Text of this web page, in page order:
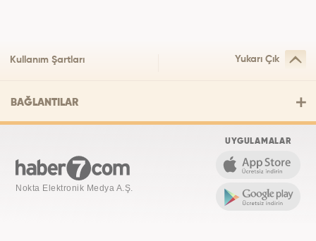
Kullanım Şartları Yukarı Çık
BAĞLANTILAR
Nokta Elektronik Medya A.Ş.
UYGULAMALAR